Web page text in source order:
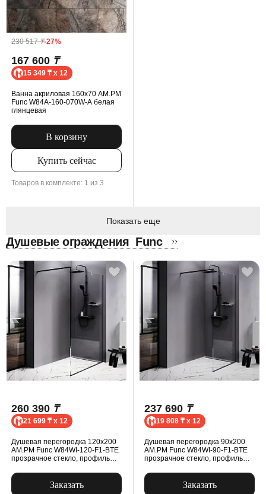
230 517₸-27%
167 600 ₸
15 349 ₸ x 12
Ванна акриловая 160x70 AM.PM
Func W84A-160-070W-A белая
глянцевая
В корзину
Купить сейчас
Товаров в комплекте: 1 из 3
Показать еще
Душевые ограждения Func
260 390 ₸
21 699 ₸ x 12
Душевая перегородка 120x200
AM.PM Func W84WI-120-F1-BTE
прозрачное стекло, профиль
Заказать
237 690 ₸
19 808 ₸ x 12
Душевая перегородка 90x200
AM.PM Func W84WI-90-F1-BTE
прозрачное стекло, профиль
Заказать